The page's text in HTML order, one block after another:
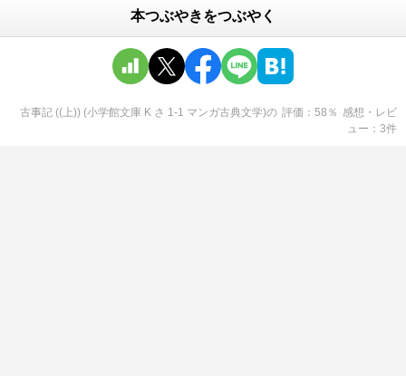
本つぶやきをつぶやく
古事記 ((上)) (小学館文庫 K さ 1-1 マンガ古典文学)の 評価 58 ％ 感想・レビ
ュー
3件